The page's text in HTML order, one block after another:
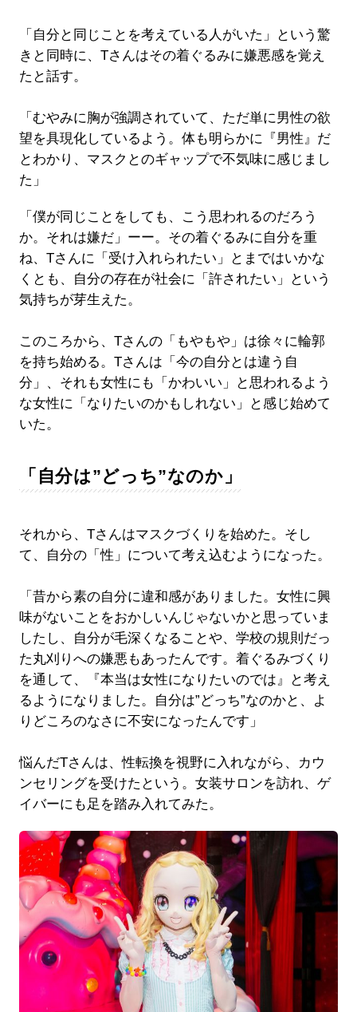
「自分と同じことを考えている人がいた」という驚
きと同時に、Tさんはその着ぐるみに嫌悪感を覚え
たと話す。
「むやみに胸が強調されていて、ただ単に男性の欲
望を具現化しているよう。体も明らかに『男性』だ
とわかり、マスクとのギャップで不気味に感じまし
た」
「僕が同じことをしても、こう思われるのだろう
か。それは嫌だ」ーー。その着ぐるみに自分を重
ね、Tさんに「受け入れられたい」とまではいかな
くとも、自分の存在が社会に「許されたい」という
気持ちが芽生えた。
このころから、Tさんの「もやもや」は徐々に輪郭
を持ち始める。Tさんは「今の自分とは違う自
分」、それも女性にも「かわいい」と思われるよう
な女性に「なりたいのかもしれない」と感じ始めて
いた。
「自分は”どっち”なのか」
それから、Tさんはマスクづくりを始めた。そし
て、自分の「性」について考え込むようになった。
「昔から素の自分に違和感がありました。女性に興
味がないことをおかしいんじゃないかと思っていま
したし、自分が毛深くなることや、学校の規則だっ
た丸刈りへの嫌悪もあったんです。着ぐるみづくり
を通して、『本当は女性になりたいのでは』と考え
るようになりました。自分は”どっち”なのかと、よ
りどころのなさに不安になったんです」
悩んだTさんは、性転換を視野に入れながら、カウ
ンセリングを受けたという。女装サロンを訪れ、ゲ
イバーにも足を踏み入れてみた。